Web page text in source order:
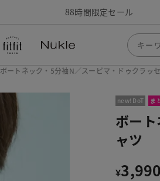
88時間限定セール
ボートネック・5分袖N／スーピマ・ドゥクラッ
new! DoT ま
ボー
ャツ
¥3,990